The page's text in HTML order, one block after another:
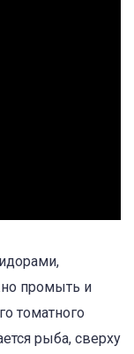
промыть и
томатного
рыба, сверху